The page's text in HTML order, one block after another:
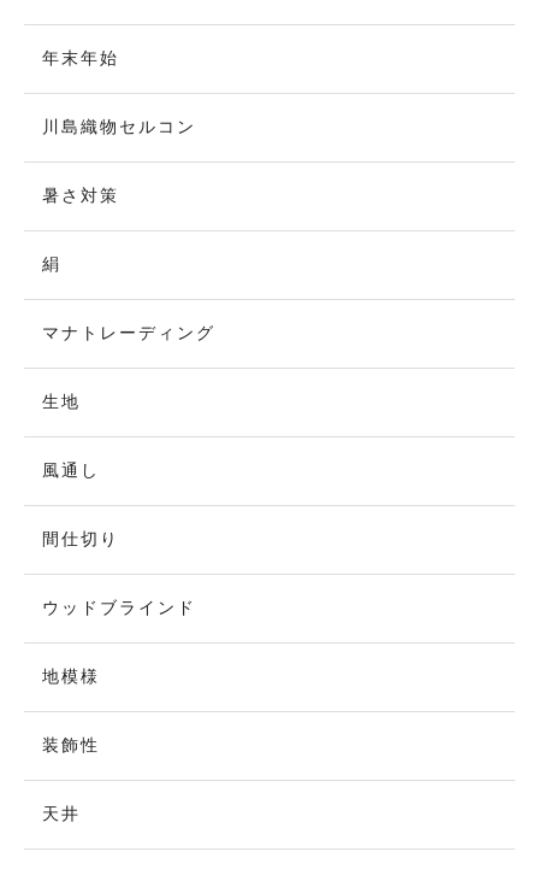
年末年始
川島織物セルコン
暑さ対策
絹
マナトレーディング
生地
風通し
間仕切り
ウッドブラインド
地模様
装飾性
天井